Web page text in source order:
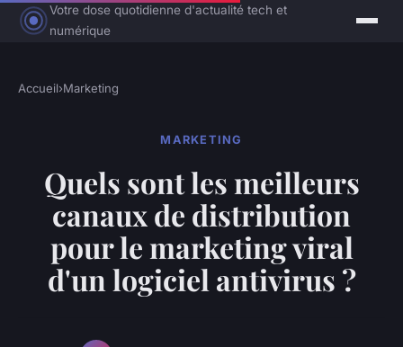
Votre dose quotidienne d'actualité tech et
numérique
Accueil›Marketing
MARKETING
Quels sont les meilleurs
canaux de distribution
pour le marketing viral
d'un logiciel antivirus ?